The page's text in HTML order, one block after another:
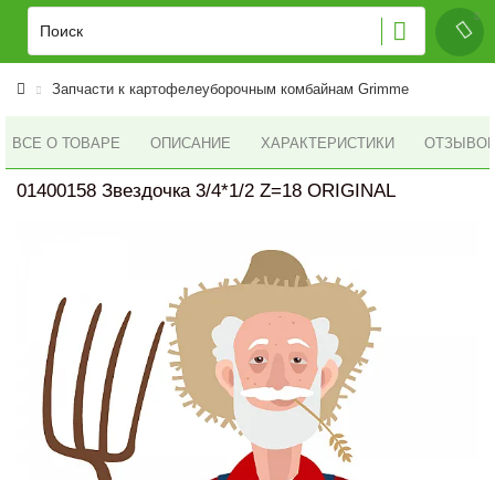
Запчасти к картофелеуборочным комбайнам Grimme
ВСЕ О ТОВАРЕ ОПИСАНИЕ ХАРАКТЕРИСТИКИ ОТЗЫВОВ
01400158 Звездочка 3/4*1/2 Z=18 ORIGINAL